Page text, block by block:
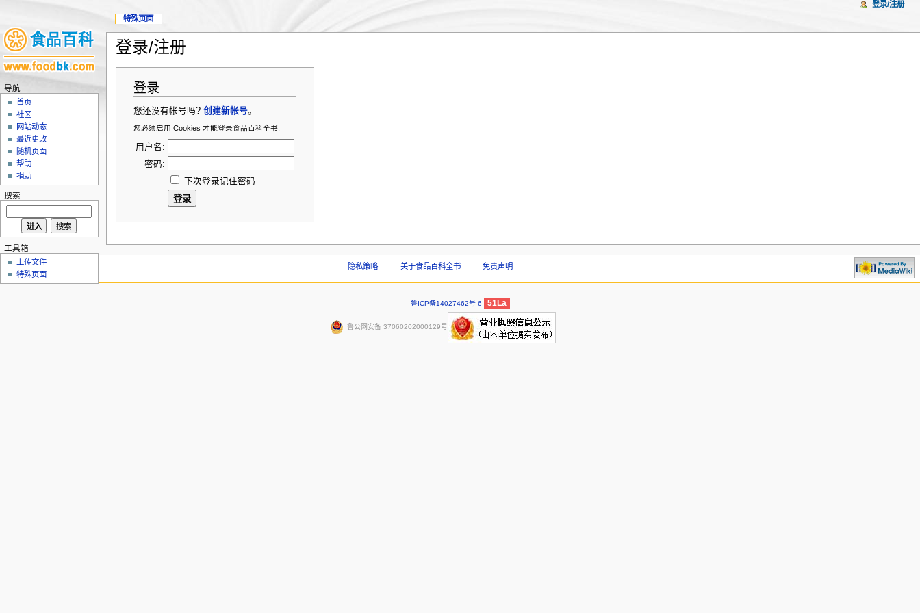
登录/注册
登录
您还没有帐号吗?创建新帐号。
您必须启用 Cookies 才能登录食品百科全书.
用户名:
密码:
下次登录记住密码
特殊页面
登录/注册
导航
首页
社区
网站动态
最近更改
随机页面
帮助
捐助
搜索
工具箱
上传文件
特殊页面
隐私策略 关于食品百科全书 免责声明
鲁ICP备14027462号-6 51La
鲁公网安备 37060202000129号